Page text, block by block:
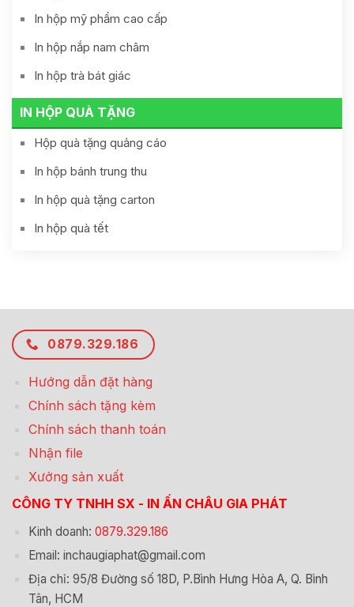
In hộp mỹ phẩm cao cấp
In hộp nắp nam châm
In hộp trà bát giác
IN HỘP QUÀ TẶNG
Hộp quà tặng quảng cáo
In hộp bánh trung thu
In hộp quà tặng carton
In hộp quà tết
0879.329.186
Hướng dẫn đặt hàng
Chính sách tặng kèm
Chính sách thanh toán
Nhận file
Xưởng sản xuất
CÔNG TY TNHH SX - IN ẤN CHÂU GIA PHÁT
Kinh doanh: 0879.329.186
Email: inchaugiaphat@gmail.com
Địa chỉ: 95/8 Đường số 18D, P.Bình Hưng Hòa A, Q. Bình
Tân, HCM